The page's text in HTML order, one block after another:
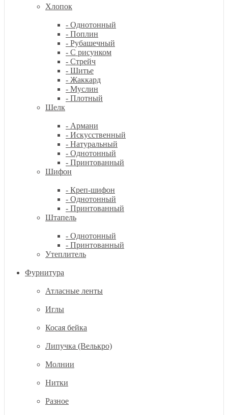
Хлопок
- Однотонный
- Поплин
- Рубашечный
- С рисунком
- Стрейч
- Шитье
- Жаккард
- Муслин
- Плотный
Шелк
- Армани
- Искусственный
- Натуральный
- Однотонный
- Принтованный
Шифон
- Креп-шифон
- Однотонный
- Принтованный
Штапель
- Однотонный
- Принтованный
Утеплитель
Фурнитура
Атласные ленты
Иглы
Косая бейка
Липучка (Велькро)
Молнии
Нитки
Разное